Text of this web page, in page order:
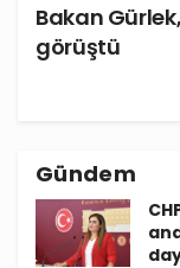
Bakan
görüştü
Gündem